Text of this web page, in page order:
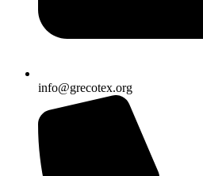
info@grecotex.org